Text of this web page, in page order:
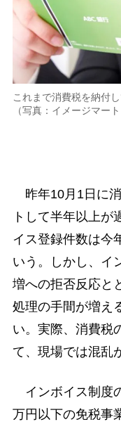
これまで消費税を納付
（写真：イメージマート
昨年10月1日に
トして半年以上が
イス登録件数は今
いう。しかし、イ
増への拒否反応と
処理の手間が増え
い。実際、消費税
て、現場では混乱
インボイス制度
万円以下の免税事